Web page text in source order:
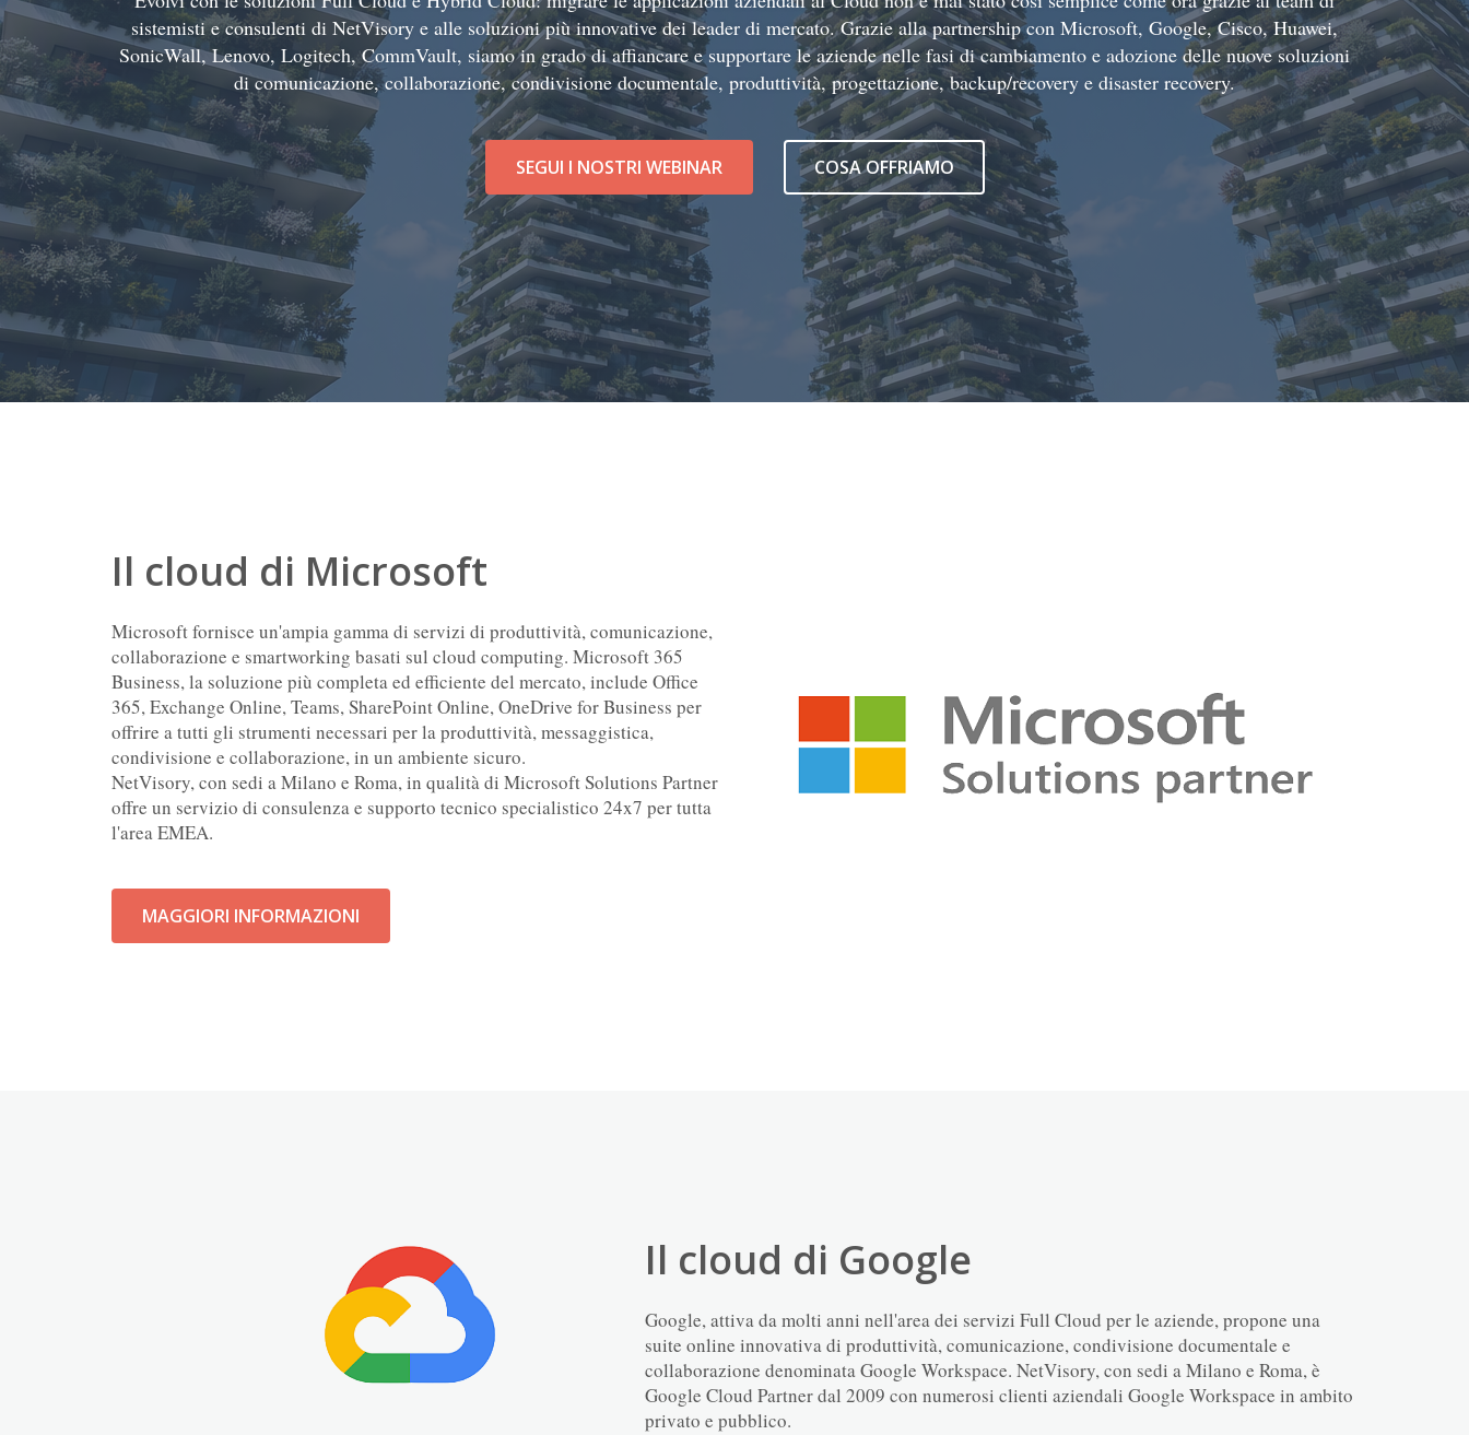
sistemisti e consulenti di NetVisory e alle soluzioni più innovative dei leader di mercato. Grazie alla partnership con Microsoft, Google, Cisco, Huawei,
SonicWall, Lenovo, Logitech, CommVault, siamo in grado di affiancare e supportare le aziende nelle fasi di cambiamento e adozione delle nuove soluzioni
di comunicazione, collaborazione, condivisione documentale, produttività, progettazione, backup/recovery e disaster recovery.
SEGUI I NOSTRI WEBINAR COSA OFFRIAMO
Il cloud di Microsoft
Microsoft fornisce un'ampia gamma di servizi di produttività, comunicazione,
collaborazione e smartworking basati sul cloud computing. Microsoft 365
Business, la soluzione più completa ed efficiente del mercato, include Office
365, Exchange Online, Teams, SharePoint Online, OneDrive for Business per
offrire a tutti gli strumenti necessari per la produttività, messaggistica,
condivisione e collaborazione, in un ambiente sicuro.
NetVisory, con sedi a Milano e Roma, in qualità di Microsoft Solutions Partner
offre un servizio di consulenza e supporto tecnico specialistico 24x7 per tutta
l'area EMEA.
MAGGIORI INFORMAZIONI
Il cloud di Google
Google, attiva da molti anni nell'area dei servizi Full Cloud per le aziende, propone una
suite online innovativa di produttività, comunicazione, condivisione documentale e
collaborazione denominata Google Workspace. NetVisory, con sedi a Milano e Roma, è
Google Cloud Partner dal 2009 con numerosi clienti aziendali Google Workspace in ambito
privato e pubblico.